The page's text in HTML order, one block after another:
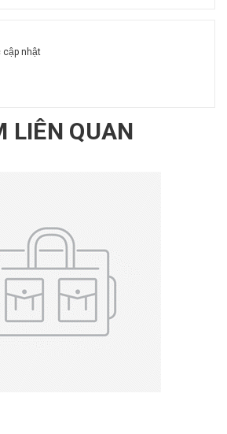
cập nhật
LIÊN QUAN